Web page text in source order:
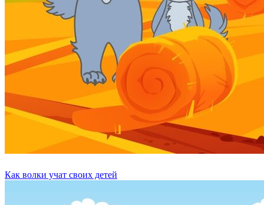
Как волки учат своих детей